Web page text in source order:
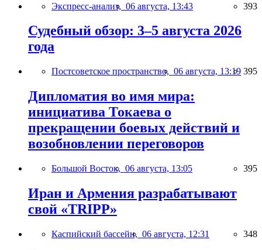
Экспресс-анализ, 06 августа, 13:43 393
Судебный обзор: 3–5 августа 2026
года
Постсоветское пространство, 06 августа, 13:19 395
Дипломатия во имя мира:
инициатива Токаева о
прекращении боевых действий и
возобновлении переговоров
Большой Восток, 06 августа, 13:05 395
Иран и Армения разрабатывают
свой «TRIPP»
Каспийский бассейн, 06 августа, 12:31 348